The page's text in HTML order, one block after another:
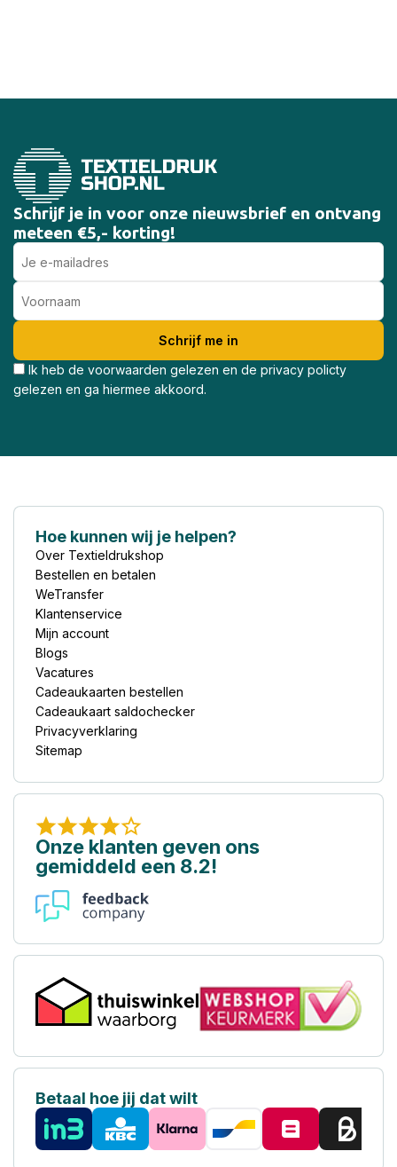
Schrijf je in voor onze nieuwsbrief en ontvang
meteen €5,- korting!
Ik heb de voorwaarden gelezen en de privacy policty
gelezen en ga hiermee akkoord.
Hoe kunnen wij je helpen?
Over Textieldrukshop
Bestellen en betalen
WeTransfer
Klantenservice
Mijn account
Blogs
Vacatures
Cadeaukaarten bestellen
Cadeaukaart saldochecker
Privacyverklaring
Sitemap
Onze klanten geven ons
gemiddeld een 8.2!
Betaal hoe jij dat wilt